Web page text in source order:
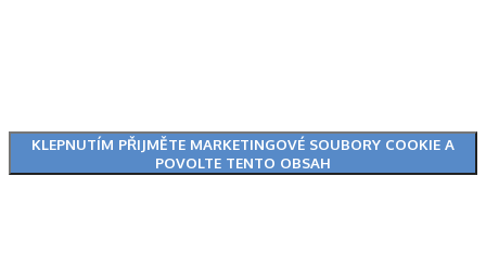
KLEPNUTÍM PŘIJMĚTE MARKETINGOVÉ SOUBORY COOKIE A
POVOLTE TENTO OBSAH